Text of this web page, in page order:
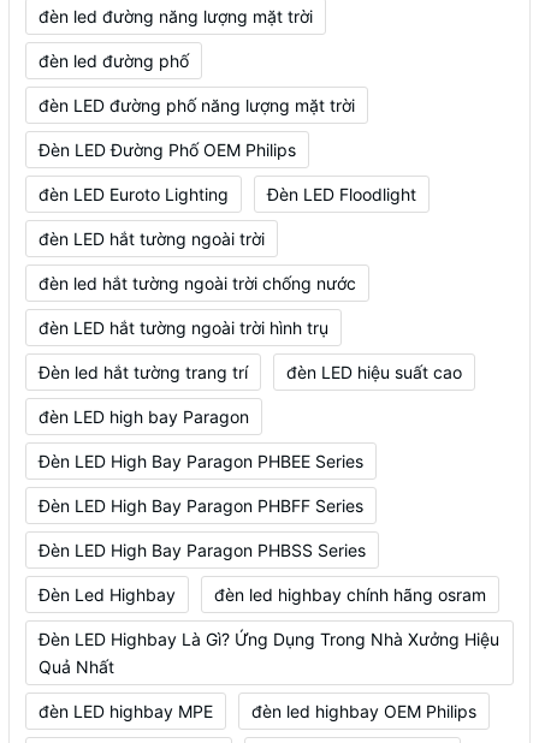
đèn led đường năng lượng mặt trời
đèn led đường phố
đèn LED đường phố năng lượng mặt trời
Đèn LED Đường Phố OEM Philips
đèn LED Euroto Lighting Đèn LED Floodlight
đèn LED hắt tường ngoài trời
đèn led hắt tường ngoài trời chống nước
đèn LED hắt tường ngoài trời hình trụ
Đèn led hắt tường trang trí đèn LED hiệu suất cao
đèn LED high bay Paragon
Đèn LED High Bay Paragon PHBEE Series
Đèn LED High Bay Paragon PHBFF Series
Đèn LED High Bay Paragon PHBSS Series
Đèn Led Highbay đèn led highbay chính hãng osram
Đèn LED Highbay Là Gì? Ứng Dụng Trong Nhà Xưởng Hiệu
Quả Nhất
đèn LED highbay MPE đèn led highbay OEM Philips